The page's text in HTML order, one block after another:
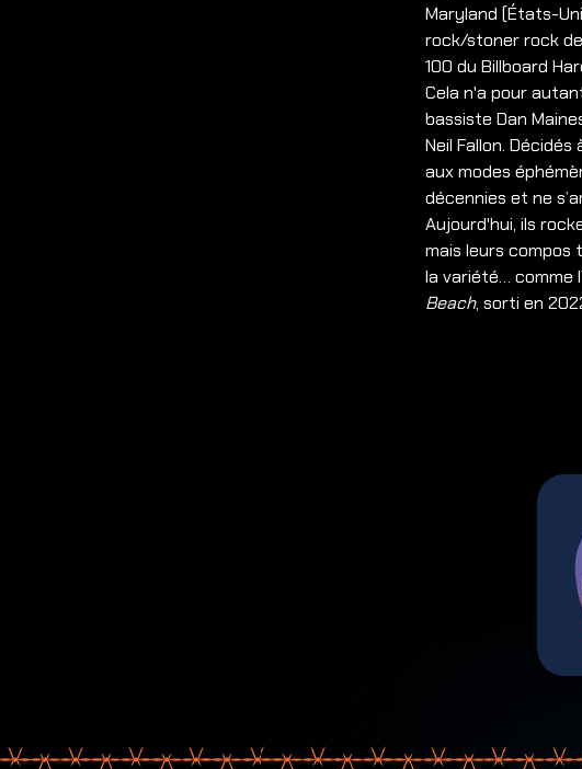
Maryland (États-
rock/stoner rock
100 du Billboard
Cela n'a pour
bassiste Dan
Neil Fallon.
aux modes
décennies et ne
Aujourd'hui, ils
mais leurs compos
la variété… comme
Beach, sorti en